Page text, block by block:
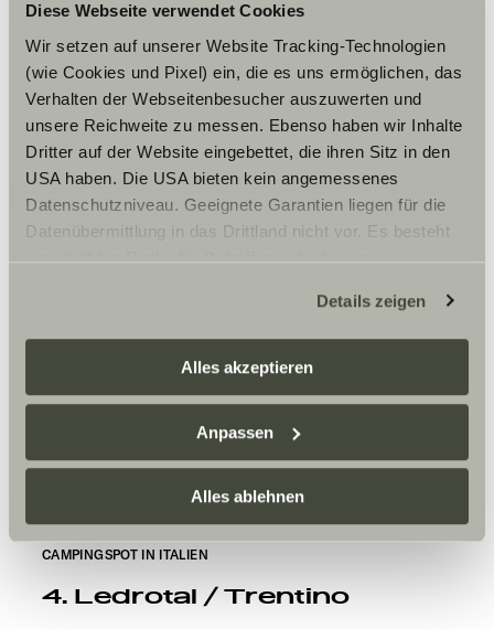
Diese Webseite verwendet Cookies
Wir setzen auf unserer Website Tracking-Technologien
(wie Cookies und Pixel) ein, die es uns ermöglichen, das
Verhalten der Webseitenbesucher auszuwerten und
unsere Reichweite zu messen. Ebenso haben wir Inhalte
Dritter auf der Website eingebettet, die ihren Sitz in den
USA haben. Die USA bieten kein angemessenes
Datenschutzniveau. Geeignete Garantien liegen für die
Datenübermittlung in das Drittland nicht vor. Es besteht
ein erhöhtes Risiko für Betroffene, da diesen
zustehen. Eingesetzte Dienstleister können Daten für
eigene Zwecke verarbeiten und mit anderen Daten
zusammenführen. Weitere Informationen finden Sie hier:
Datenschutzerklärung
einzelne Cookies/Dienste in den Einstellungen aus,
erteilen Sie uns Ihre Einwilligung zur Verarbeitung Ihrer
Daten zu den genannten Zwecken. Die Einwilligung ist
freiwillig, für den Besuch der Website nicht erforderlich
und kann jederzeit über die Einstellungen widerrufen
notwendigen Cookies auf der Webseite gesetzt, die für
Details zeigen
Alles akzeptieren
Anpassen
Alles ablehnen
CAMPINGSPOT IN ITALIEN
4. Ledrotal / Trentino